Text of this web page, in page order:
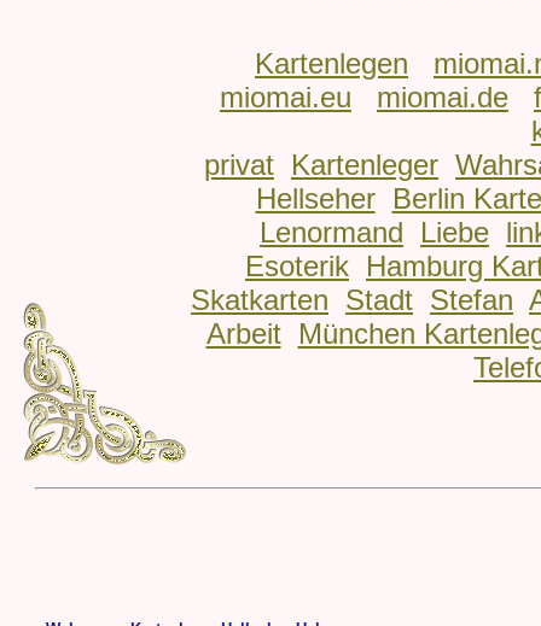
Kartenlegen
miomai.eu
miomai.de
privat Kartenleger
Hellseher
Berlin
Lenormand
Liebe
Esoterik Hamburg
Skatkarten Stadt Stefan
Arbeit
München